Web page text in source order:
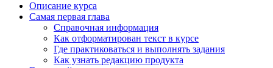
Описание курса
Самая первая глава
Справочная информация
Как отформатирован текст в курсе
Где практиковаться и выполнять задания
Как узнать редакцию продукта